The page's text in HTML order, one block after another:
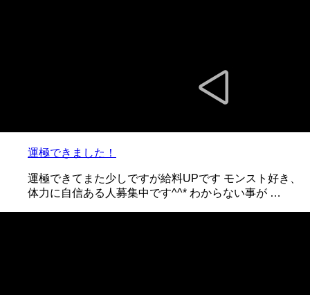
運極できました！
運極できてまた少しですが給料UPです モンスト好き、
体力に自信ある人募集中です^^* わからない事が …